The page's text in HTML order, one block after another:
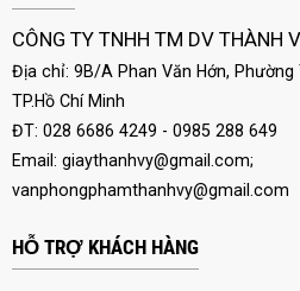
CÔNG TY TNHH TM DV THÀNH
Địa chỉ: 9B/A Phan Văn Hớn, Phường
TP.Hồ Chí Minh
ĐT: 028 6686 4249 - 0985 288 649
Email: giaythanhvy@gmail.com;
vanphongphamthanhvy@gmail.com
HỖ TRỢ KHÁCH HÀNG